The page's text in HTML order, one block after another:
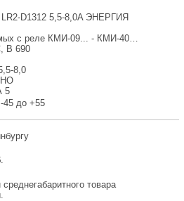
D1312 5,5-8,0A ЭНЕРГИЯ
с реле КМИ-09... - КМИ-40…
В 690
8,0
5
45 до +55
товара